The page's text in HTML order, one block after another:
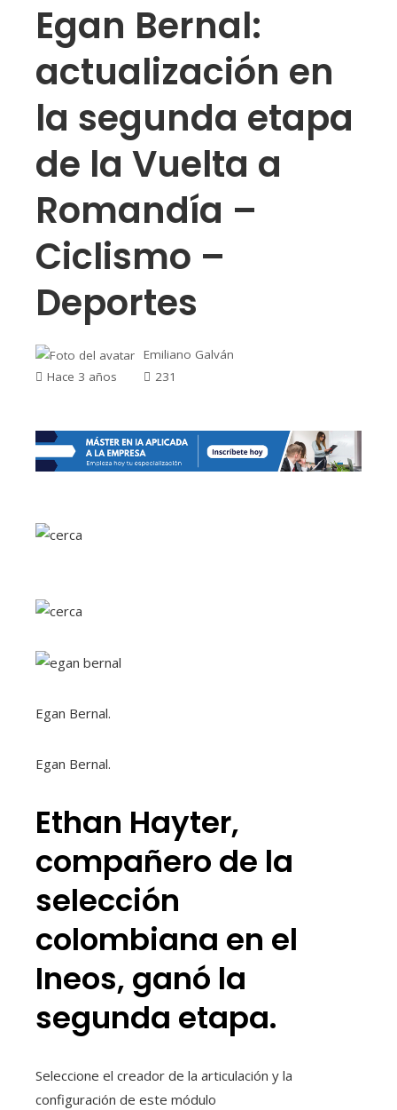
Egan Bernal:
actualización en
la segunda etapa
de la Vuelta a
Romandía –
Ciclismo –
Deportes
Emiliano Galván
Hace 3 años
231
Egan Bernal.
Egan Bernal.
Ethan Hayter,
compañero de la
selección
colombiana en el
Ineos, ganó la
segunda etapa.
Seleccione el creador de la articulación y la
configuración de este módulo